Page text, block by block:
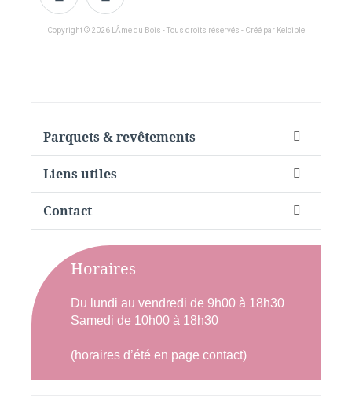
Copyright © 2026 L'Âme du Bois - Tous droits réservés - Créé par Kelcible
Parquets & revêtements
Liens utiles
Contact
Horaires
Du lundi au vendredi de 9h00 à 18h30
Samedi de 10h00 à 18h30
(horaires d’été en page contact)